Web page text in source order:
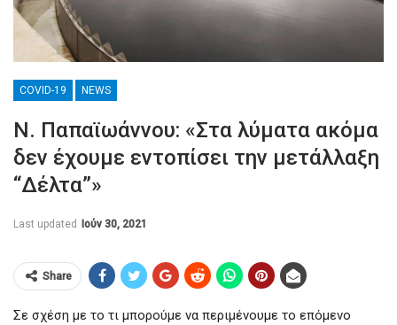
COVID-19 NEWS
Ν. Παπαϊωάννου: «Στα λύματα ακόμα
δεν έχουμε εντοπίσει την μετάλλαξη
“Δέλτα”»
Last updated Ιούν 30, 2021
Share
Σε σχέση με το τι μπορούμε να περιμένουμε το επόμενο